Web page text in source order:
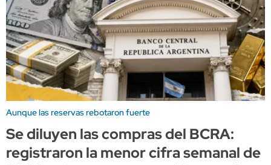
Aunque las reservas rebotaron fuerte
Se diluyen las compras del BCRA:
registraron la menor cifra semanal de